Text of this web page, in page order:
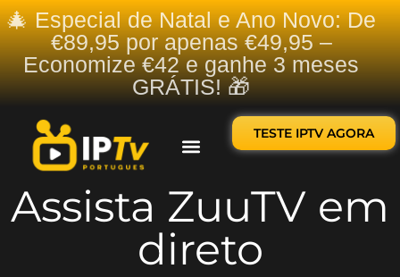
🎄 Especial de Natal e Ano Novo: De
€89,95 por apenas €49,95 –
Economize €42 e ganhe 3 meses
GRÁTIS! 🎁
TESTE IPTV AGORA
Assista ZuuTV em
direto